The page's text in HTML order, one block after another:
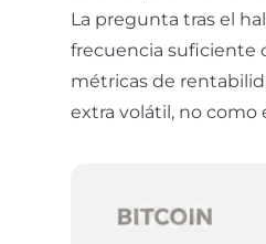
La pregunta tras el
frecuencia suficiente
métricas de
extra volátil, no como